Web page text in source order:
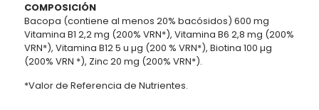
COMPOSICIÓN
Bacopa (contiene al menos 20% bacósidos) 600 mg
Vitamina B1 2,2 mg (200% VRN*), Vitamina B6 2,8 mg (200%
VRN*), Vitamina B12 5 u µg (200 % VRN*), Biotina 100 µg
(200% VRN *), Zinc 20 mg (200% VRN*).
*Valor de Referencia de Nutrientes.